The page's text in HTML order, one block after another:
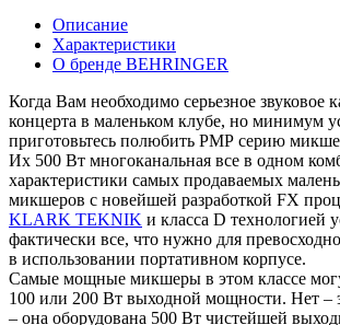
Описание
Характеристики
О бренде BEHRINGER
Когда Вам необходимо серьезное звуковое
концерта в маленьком клубе, но минимум
приготовьтесь полюбить РМР серию
Их 500 Вт многоканальная все в одном
характеристики самых продаваемых
микшеров с новейшей разработкой FX
KLARK TEKNIK и класса D технологией
фактически все, что нужно для
в использовании портативном корпусе.
Самые мощные микшеры в этом классе
100 или 200 Вт выходной мощности. Нет –
– она оборудована 500 Вт чистейшей